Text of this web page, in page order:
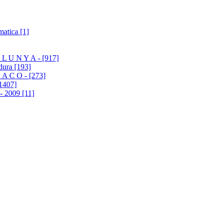
[1]
L U N Y A - [917]
[193]
A C O - [273]
2009 [11]